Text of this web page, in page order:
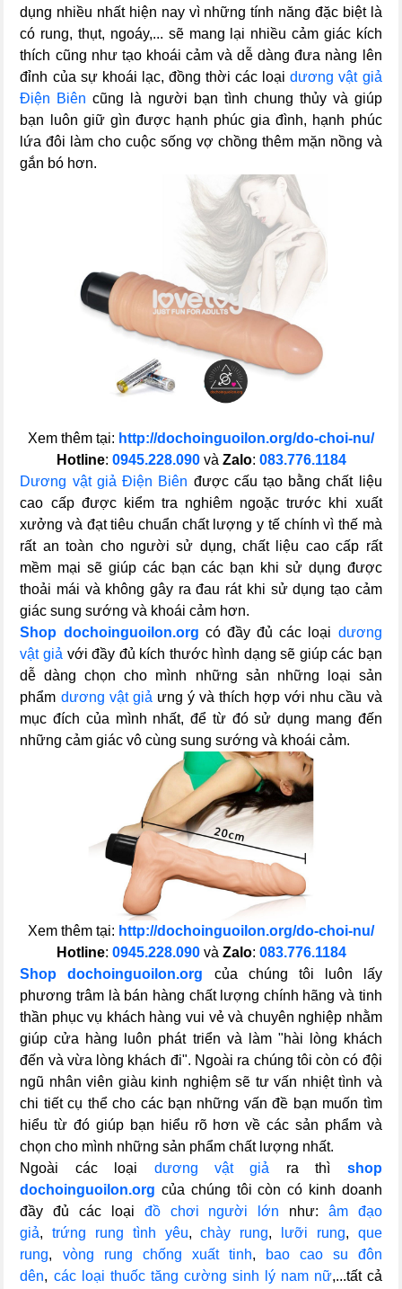
dụng nhiều nhất hiện nay vì những tính năng đặc biệt là
có rung, thụt, ngoáy,... sẽ mang lại nhiều cảm giác kích
thích cũng như tạo khoái cảm và dễ dàng đưa nàng lên
đỉnh của sự khoái lạc, đồng thời các loạidương vật giả
Điện Biên cũng là người bạn tình chung thủy và giúp
bạn luôn giữ gìn được hạnh phúc gia đình, hạnh phúc
lứa đôi làm cho cuộc sống vợ chồng thêm mặn nồng và
gắn bó hơn.
Xem thêm tại: http://dochoinguoilon.org/do-choi-nu/
Hotline: 0945.228.090và Zalo: 083.776.1184
Dương vật giả Điện Biên được cấu tạo bằng chất liệu
cao cấp được kiểm tra nghiêm ngoặc trước khi xuất
xưởng và đạt tiêu chuẩn chất lượng y tế chính vì thế mà
rất an toàn cho người sử dụng, chất liệu cao cấp rất
mềm mại sẽ giúp các bạn các bạn khi sử dụng được
thoải mái và không gây ra đau rát khi sử dụng tạo cảm
giác sung sướng và khoái cảm hơn.
Shop dochoinguoilon.org có đầy đủ các loại dương
vật giả với đầy đủ kích thước hình dạng sẽ giúp các bạn
dễ dàng chọn cho mình những sản những loại sản
phẩm dương vật giả ưng ý và thích hợp với nhu cầu và
mục đích của mình nhất, để từ đó sử dụng mang đến
những cảm giác vô cùng sung sướng và khoái cảm.
Xem thêm tại: http://dochoinguoilon.org/do-choi-nu/
Hotline: 0945.228.090và Zalo: 083.776.1184
Shop dochoinguoilon.org của chúng tôi luôn lấy
phương trâm là bán hàng chất lượng chính hãng và tinh
thần phục vụ khách hàng vui vẻ và chuyên nghiệp nhằm
giúp cửa hàng luôn phát triển và làm "hài lòng khách
đến và vừa lòng khách đi". Ngoài ra chúng tôi còn có đội
ngũ nhân viên giàu kinh nghiệm sẽ tư vấn nhiệt tình và
chi tiết cụ thể cho các bạn những vấn đề bạn muốn tìm
hiểu từ đó giúp bạn hiểu rõ hơn về các sản phẩm và
chọn cho mình những sản phẩm chất lượng nhất.
Ngoài các loại dương vật giả ra thì shop
dochoinguoilon.org của chúng tôi còn có kinh doanh
đầy đủ các loại đồ chơi người lớn như: âm đạo
giả,trứng rung tình yêu,chày rung, lưỡi rung, que
rung, vòng rung chống xuất tinh,
bao cao su đôn
dên, các loại thuốc tăng cường sinh lý nam nữ,...tất cả